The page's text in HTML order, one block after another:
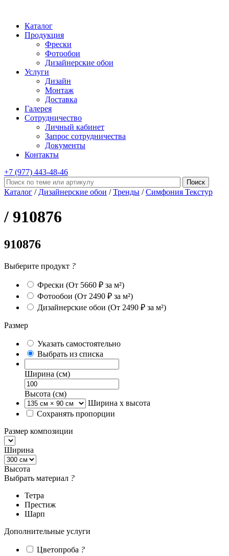
Каталог
Продукция
Фрески
Фотообои
Дизайнерские обои
Услуги
Дизайн
Монтаж
Доставка
Галерея
Сотрудничество
Личный кабинет
Запрос сотрудничества
Документы
Контакты
+7 (977) 443-48-46
Каталог / Дизайнерские обои /Тренды /Симфония Текстур
/ 910876
910876
Выберите продукт ?
Фрески (От 5660 ₽ за м²)
Фотообои (От 2490 ₽ за м²)
Дизайнерские обои (От 2490 ₽ за м²)
Размер
Указать самостоятельно
Выбрать из списка
Ширина (см)
Высота (см)
Ширина х высота
Сохранять пропорции
Размер композиции
Ширина
Высота
Выбрать материал ?
Тетра
Престиж
Шарп
Дополнительные услуги
Цветопроба ?